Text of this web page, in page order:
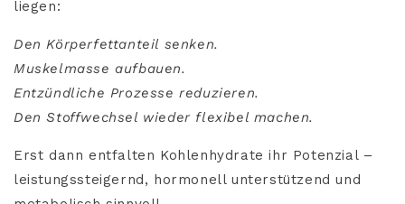
liegen:
Den Körperfettanteil senken.
Muskelmasse aufbauen.
Entzündliche Prozesse reduzieren.
Den Stoffwechsel wieder flexibel machen.
Erst dann entfalten Kohlenhydrate ihr Potenzial –
leistungssteigernd, hormonell unterstützend und